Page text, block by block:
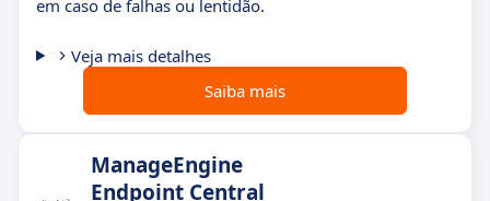
em caso de falhas ou lentidão.
Veja mais detalhes
Saiba mais
ManageEngine
Endpoint Central